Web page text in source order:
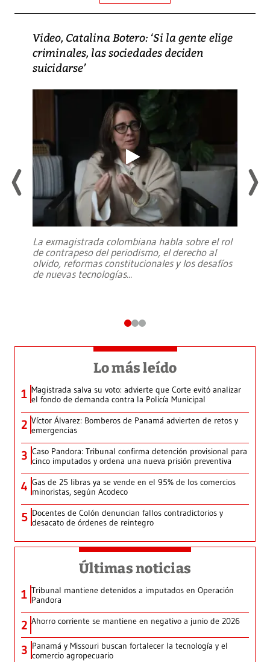
Video, Catalina Botero: ‘Si la gente elige
criminales, las sociedades deciden
suicidarse’
La exmagistrada colombiana habla sobre el rol
de contrapeso del periodismo, el derecho al
olvido, reformas constitucionales y los desafíos
de nuevas tecnologías...
Lo más leído
1 Magistrada salva su voto: advierte que Corte evitó analizar
el fondo de demanda contra la Policía Municipal
2 Víctor Álvarez: Bomberos de Panamá advierten de retos y
emergencias
3 Caso Pandora: Tribunal confirma detención provisional para
cinco imputados y ordena una nueva prisión preventiva
4 Gas de 25 libras ya se vende en el 95% de los comercios
minoristas, según Acodeco
5 Docentes de Colón denuncian fallos contradictorios y
desacato de órdenes de reintegro
Últimas noticias
1 Tribunal mantiene detenidos a imputados en Operación
Pandora
2 Ahorro corriente se mantiene en negativo a junio de 2026
3 Panamá y Missouri buscan fortalecer la tecnología y el
comercio agropecuario